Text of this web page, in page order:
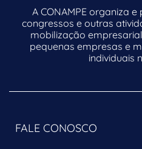
A CONAMPE organiza
congressos e outras
mobilização
pequenas empresas e
individuais
FALE CONOSCO